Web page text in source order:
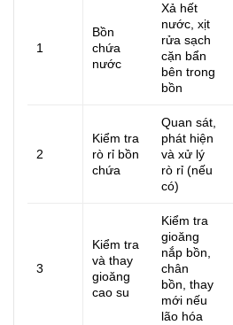
1
Bồn
chứa
nước
Xả hết
nước, xịt
rửa sạch
cặn bẩn
bên trong
bồn
2
Kiểm tra
rò rỉ bồn
chứa
Quan sát,
phát hiện
và xử lý
rò rỉ (nếu
có)
3
Kiểm tra
và thay
gioăng
cao su
Kiểm tra
gioăng
nắp bồn,
chân
bồn, thay
mới nếu
lão hóa